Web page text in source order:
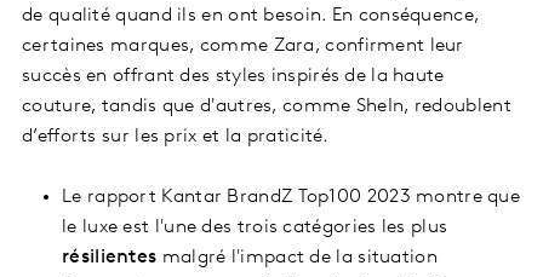
de qualité quand ils en ont besoin. En conséquence,
certaines marques, comme Zara, confirment leur
succès en offrant des styles inspirés de la haute
couture, tandis que d'autres, comme SheIn, redoublent
d’efforts sur les prix et la praticité.
Le rapport Kantar BrandZ Top100 2023 montre que
le luxe est l'une des trois catégories les plus
résilientes malgré l'impact de la situation